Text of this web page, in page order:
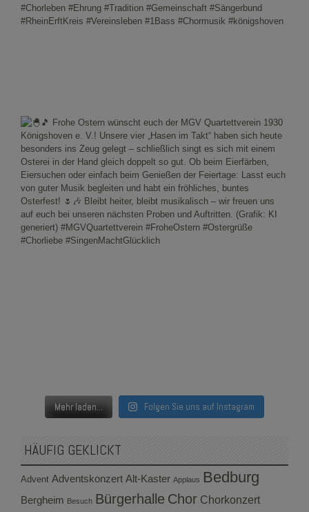
Mehr laden... Folgen Sie uns auf Instagram
HÄUFIG GEKLICKT
Advent Adventskonzert Alt-Kaster Applaus Bedburg
Bergheim Besuch Bürgerhalle Chor Chorkonzert